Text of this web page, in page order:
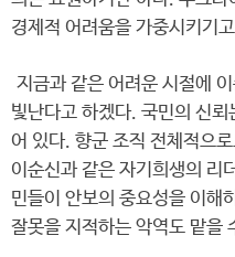
경제적 어려움을 가중시키기
지금과 같은 어려운 시절에
빛난다고 하겠다. 국민의 신
어 있다. 향군 조직 전체적으
이순신과 같은 자기희생의 리
민들이 안보의 중요성을 이해
잘못을 지적하는 악역도 맡을